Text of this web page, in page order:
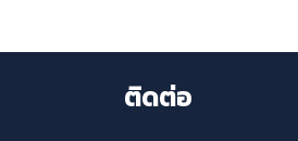
ติดต่อ